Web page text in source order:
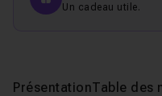
Un cadeau utile.
PrésentationTable des